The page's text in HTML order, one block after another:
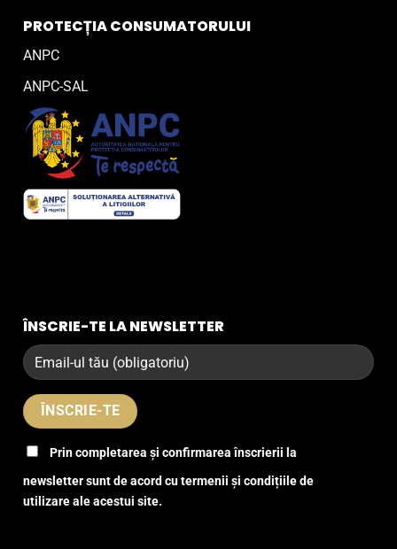
PROTECȚIA CONSUMATORULUI
ANPC
ANPC-SAL
ÎNSCRIE-TE LA NEWSLETTER
Prin completarea și confirmarea înscrierii la
newsletter sunt de acord cu termenii și condițiile de
utilizare ale acestui site.